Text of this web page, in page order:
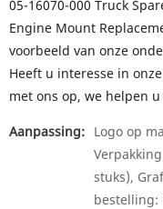
05-16070-000 Truck
Engine Mount
voorbeeld van onze
Heeft u interesse in
met ons op, we helpen
Aanpassing: Logo op
stuks),
bestelling: